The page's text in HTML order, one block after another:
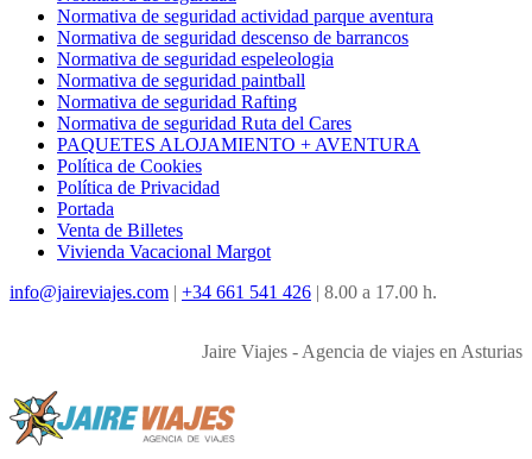
Normativa de seguridad actividad parque aventura
Normativa de seguridad descenso de barrancos
Normativa de seguridad espeleologia
Normativa de seguridad paintball
Normativa de seguridad Rafting
Normativa de seguridad Ruta del Cares
PAQUETES ALOJAMIENTO + AVENTURA
Política de Cookies
Política de Privacidad
Portada
Venta de Billetes
Vivienda Vacacional Margot
info@jaireviajes.com | +34 661 541 426 | 8.00 a 17.00 h.
Jaire Viajes - Agencia de viajes en Asturias